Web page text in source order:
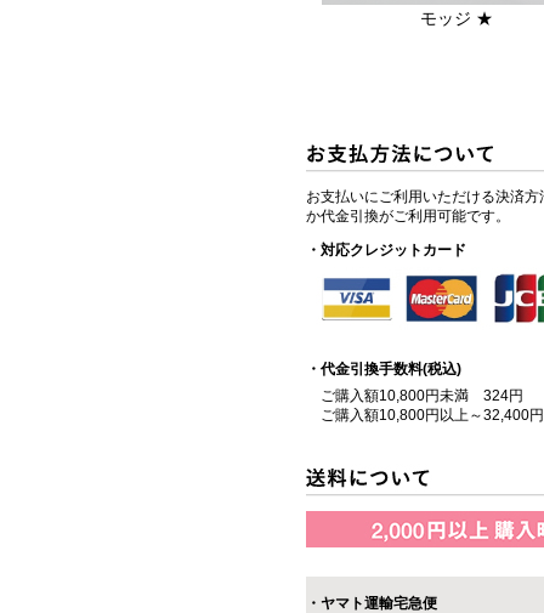
モッジ ★
お支払いにご利用いただける決済
か代金引換がご利用可能です。
・対応クレジットカード
・代金引換手数料(税込)
ご購入額10,800円未満 324円
ご購入額10,800円以上～32,400
・ヤマト運輸宅急便